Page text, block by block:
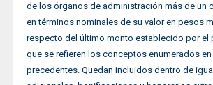
de los órganos de administración más de un
en términos nominales de su valor en pesos
respecto del último monto establecido por el
que se refieren los conceptos enumerados
precedentes. Quedan incluidos dentro de